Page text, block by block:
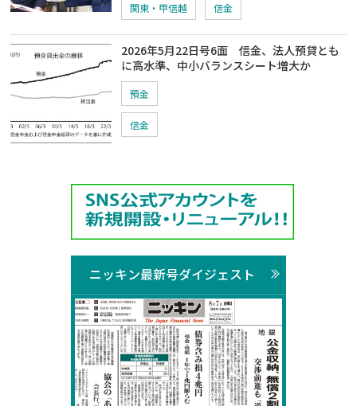
関東・甲信越 信金
2026年5月22日号6面 信金、法人預貸とも
に高水準、中小バランスシート増大か
預金
信金
ニッキン最新号ダイジェスト